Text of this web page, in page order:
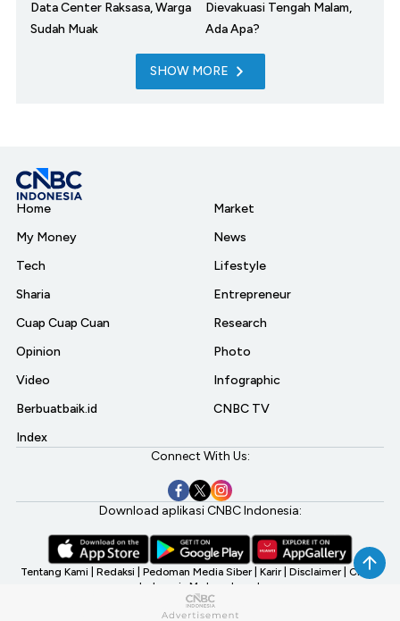
Data Center Raksasa, Warga
Sudah Muak
Dievakuasi Tengah Malam,
Ada Apa?
SHOW MORE
Home
My Money
Tech
Sharia
Cuap Cuap Cuan
Opinion
Video
Berbuatbaik.id
Index
Market
News
Lifestyle
Entrepreneur
Research
Photo
Infographic
CNBC TV
Connect With Us:
Download aplikasi CNBC Indonesia:
Tentang Kami Redaksi Pedoman Media Siber Karir Disclaimer CNBC
Indonesia My Investment
©2026 CNBC Indonesia, A Transmedia Company